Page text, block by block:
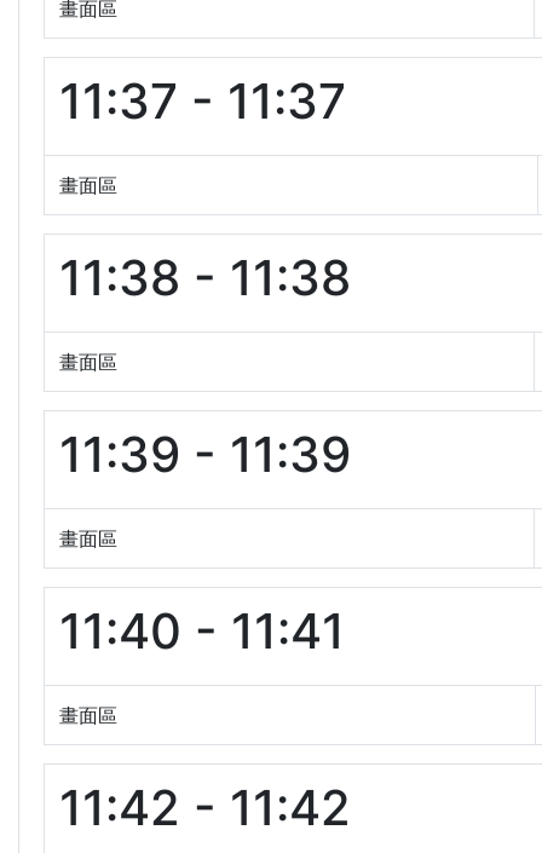
畫面區
11:37 - 11:37
畫面區
11:38 - 11:38
畫面區
11:39 - 11:39
畫面區
11:40 - 11:41
畫面區
11:42 - 11:42